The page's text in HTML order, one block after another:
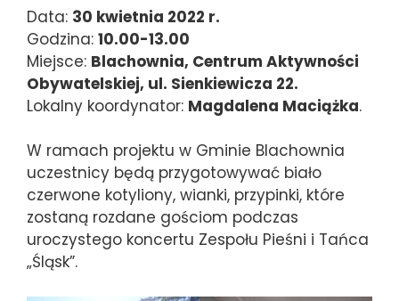
Data: 30 kwietnia 2022 r.
Godzina: 10.00-13.00
Miejsce: Blachownia, Centrum Aktywności
Obywatelskiej, ul. Sienkiewicza 22.
Lokalny koordynator: Magdalena Maciążka.
W ramach projektu w Gminie Blachownia
uczestnicy będą przygotowywać biało
czerwone kotyliony, wianki, przypinki, które
zostaną rozdane gościom podczas
uroczystego koncertu Zespołu Pieśni i Tańca
„Śląsk”.